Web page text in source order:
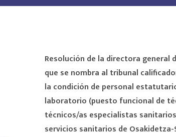
Resolución de la directora general
que se nombra al tribunal
la condición de personal
laboratorio (puesto funcional de
técnicos/as especialistas
servicios sanitarios de